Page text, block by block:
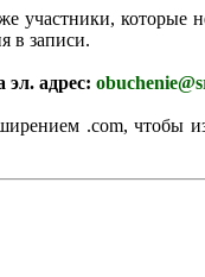
которые
в записи.
эл. адрес:
.com, чтобы